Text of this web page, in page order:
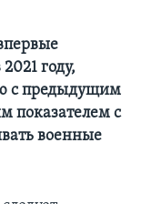
году,
с предыдущим
показателем с
военные